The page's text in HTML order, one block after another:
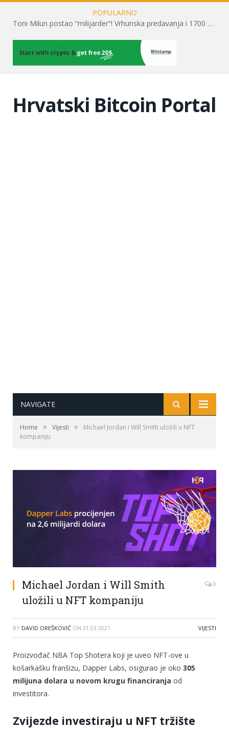
POPULARNO
Toni Milun postao “milijarder”! Vrhunska predavanja i 1700 posjetitelja obilježili su mjesec financijske pismenosti
Hrvatski Bitcoin Portal
NAVIGATE
Home » Vijesti »
Michael Jordan i Will Smith uložili u NFT
kompaniju
Michael Jordan i Will Smith
uložili u NFT kompaniju
0
BY DAVID OREŠKOVIĆ ON 31.03.2021 VIJESTI
Proizvođač NBA Top Shotera koji je uveo NFT-ove u
košarkašku franšizu, Dapper Labs, osigurao je oko 305
milijuna dolara u novom krugu financiranja od
investitora.
Zvijezde investiraju u NFT tržište